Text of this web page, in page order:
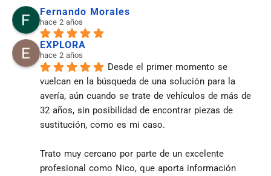
Fernando Morales
hace 2 años
EXPLORA
hace 2 años
Desde el primer momento se
vuelcan en la búsqueda de una solución para la
avería, aún cuando se trate de vehículos de más de
32 años, sin posibilidad de encontrar piezas de
sustitución, como es mi caso.
Trato muy cercano por parte de un excelente
profesional como Nico, que aporta información